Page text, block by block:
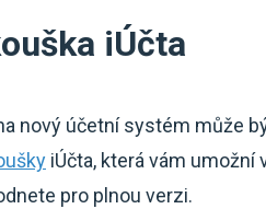
iÚčta
nový účetní systém může
iÚčta, která vám
pro plnou verzi.